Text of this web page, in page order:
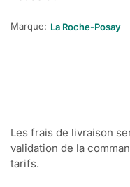
Marque: La Roche-Posay
Les frais de livraison
validation de la
tarifs.